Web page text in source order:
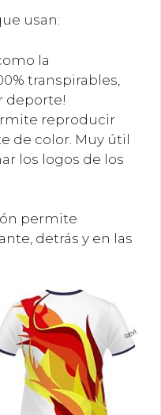
usan:
la
transpirables,
deporte!
reproducir
de color. Muy útil
los logos de los
permite
detrás y en las